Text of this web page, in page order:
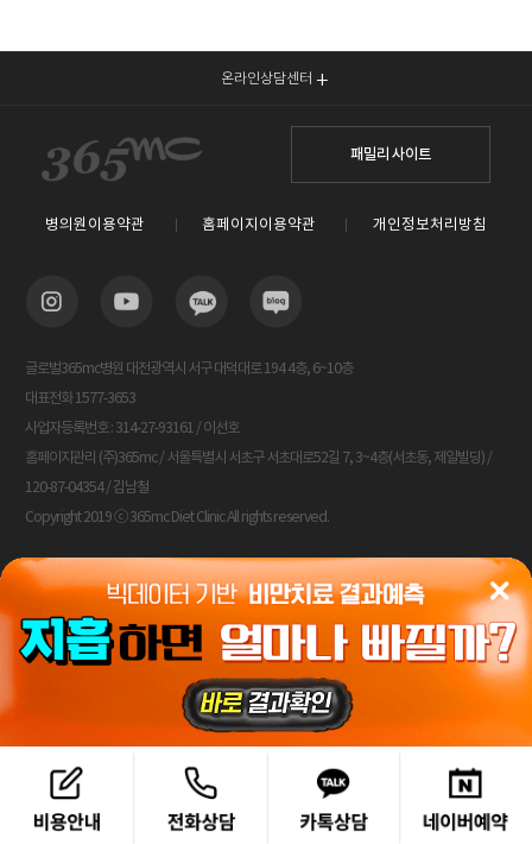
온라인상담센터
패밀리 사이트
병의원이용약관 홈페이지이용약관 개인정보처리방침
글로벌365mc병원 대전광역시 서구 대덕대로 194 4층, 6~10층
대표전화 1577-3653
사업자등록번호 : 314-27-93161 / 이선호
홈페이지관리 (주)365mc / 서울특별시 서초구 서초대로52길 7, 3~4층(서초동, 제일빌딩) /
120-87-04354 / 김남철
Copyright 2019 ⓒ 365mc Diet Clinic All rights reserved.